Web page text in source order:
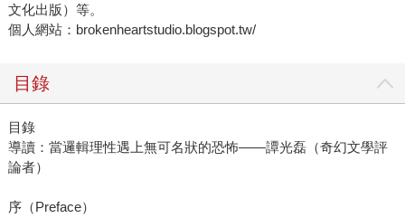
文化出版）等。
個人網站：brokenheartstudio.blogspot.tw/
目錄
目錄
導讀：當邏輯理性遇上無可名狀的恐怖——譚光磊（奇幻文學評
論者）
序（Preface）